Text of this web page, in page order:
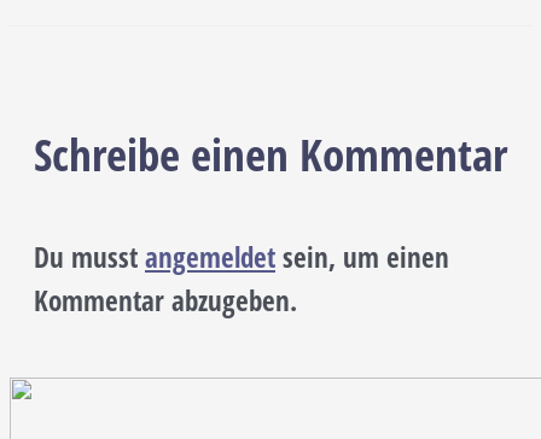
Schreibe einen Kommentar
Du musstangemeldetsein, um einen
Kommentar abzugeben.